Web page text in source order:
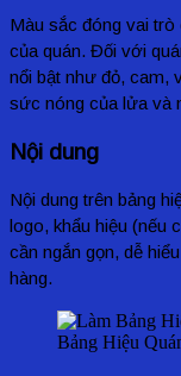
Màu sắc đóng vai trò
của quán. Đối với
nổi bật như đỏ, cam,
sức nóng của lửa và
Nội dung
Nội dung trên bảng
logo, khẩu hiệu (nếu
cần ngắn gọn, dễ
hàng.
Bảng Hiệu